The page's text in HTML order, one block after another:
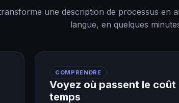
une description de processus en
langue, en quelques
COMPRENDRE
Voyez où passent le coût
temps